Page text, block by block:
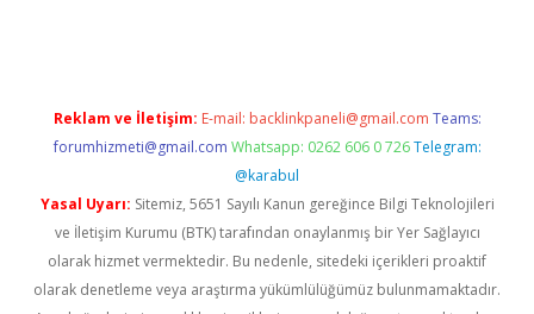
Reklam ve İletişim: E-mail: backlinkpaneli@gmail.com Teams:
forumhizmeti@gmail.com Whatsapp: 0262 606 0 726 Telegram:
@karabul
Yasal Uyarı: Sitemiz, 5651 Sayılı Kanun gereğince Bilgi Teknolojileri
ve İletişim Kurumu (BTK) tarafından onaylanmış bir Yer Sağlayıcı
olarak hizmet vermektedir. Bu nedenle, sitedeki içerikleri proaktif
olarak denetleme veya araştırma yükümlülüğümüz bulunmamaktadır.